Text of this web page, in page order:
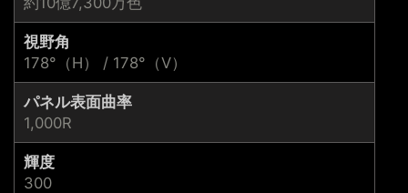
視野角
178°（H） / 178°（V）
パネル表面曲率
1,000R
輝度
300